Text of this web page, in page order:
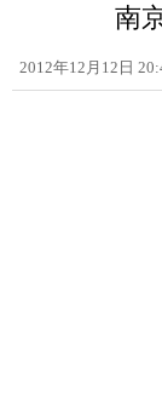
南
2012年12月12日